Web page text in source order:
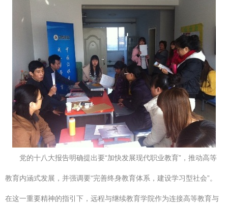
党的十八大报告明确提出要“加快发展现代职业教育”，推动高等
教育内涵式发展，并强调要“完善终身教育体系，建设学习型社会”。
在这一重要精神的指引下，远程与继续教育学院作为连接高等教育与